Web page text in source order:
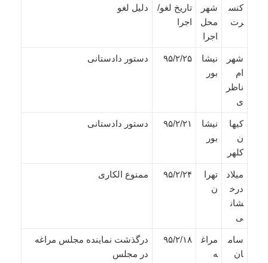
کنس
رت
شهر
محل
اجرا
تاریخ لغو/
اجرا
دلیل لغو
شهر
ام
ناظر
ی
نیشا
بور
۹۵/۲/۲۵ دستور دادستانی
کیها
ن
کلهر
نیشا
بور
۹۵/۲/۲۱ دستور دادستانی
میلاد
درخ
شان
ی
تهرا
ن
۹۵/۲/۲۴ ممنوع الکاری
سام
ان
مراغ
ه
۹۵/۲/۱۸
درگذشت نماینده مجلس مراغه
در مجلس